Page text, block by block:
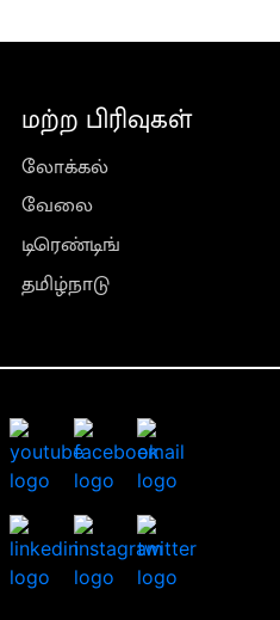
மற்ற பிரிவுகள்
லோக்கல்
வேலை
டிரெண்டிங்
தமிழ்நாடு